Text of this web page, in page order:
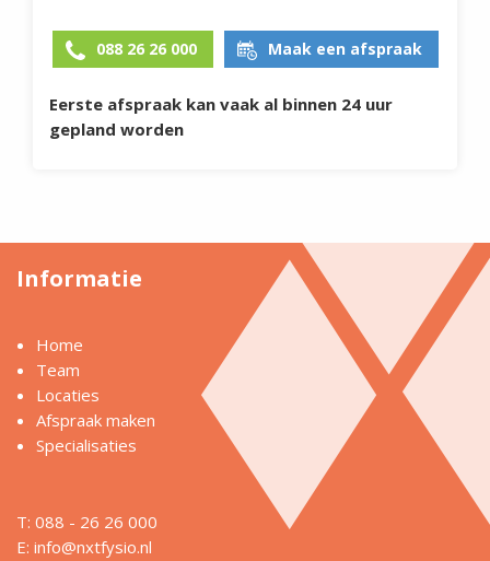
088 26 26 000 Maak een afspraak
Eerste afspraak kan vaak al binnen 24 uur
gepland worden
Informatie
Home
Team
Locaties
Afspraak maken
Specialisaties
T: 088 - 26 26 000
E: info@nxtfysio.nl